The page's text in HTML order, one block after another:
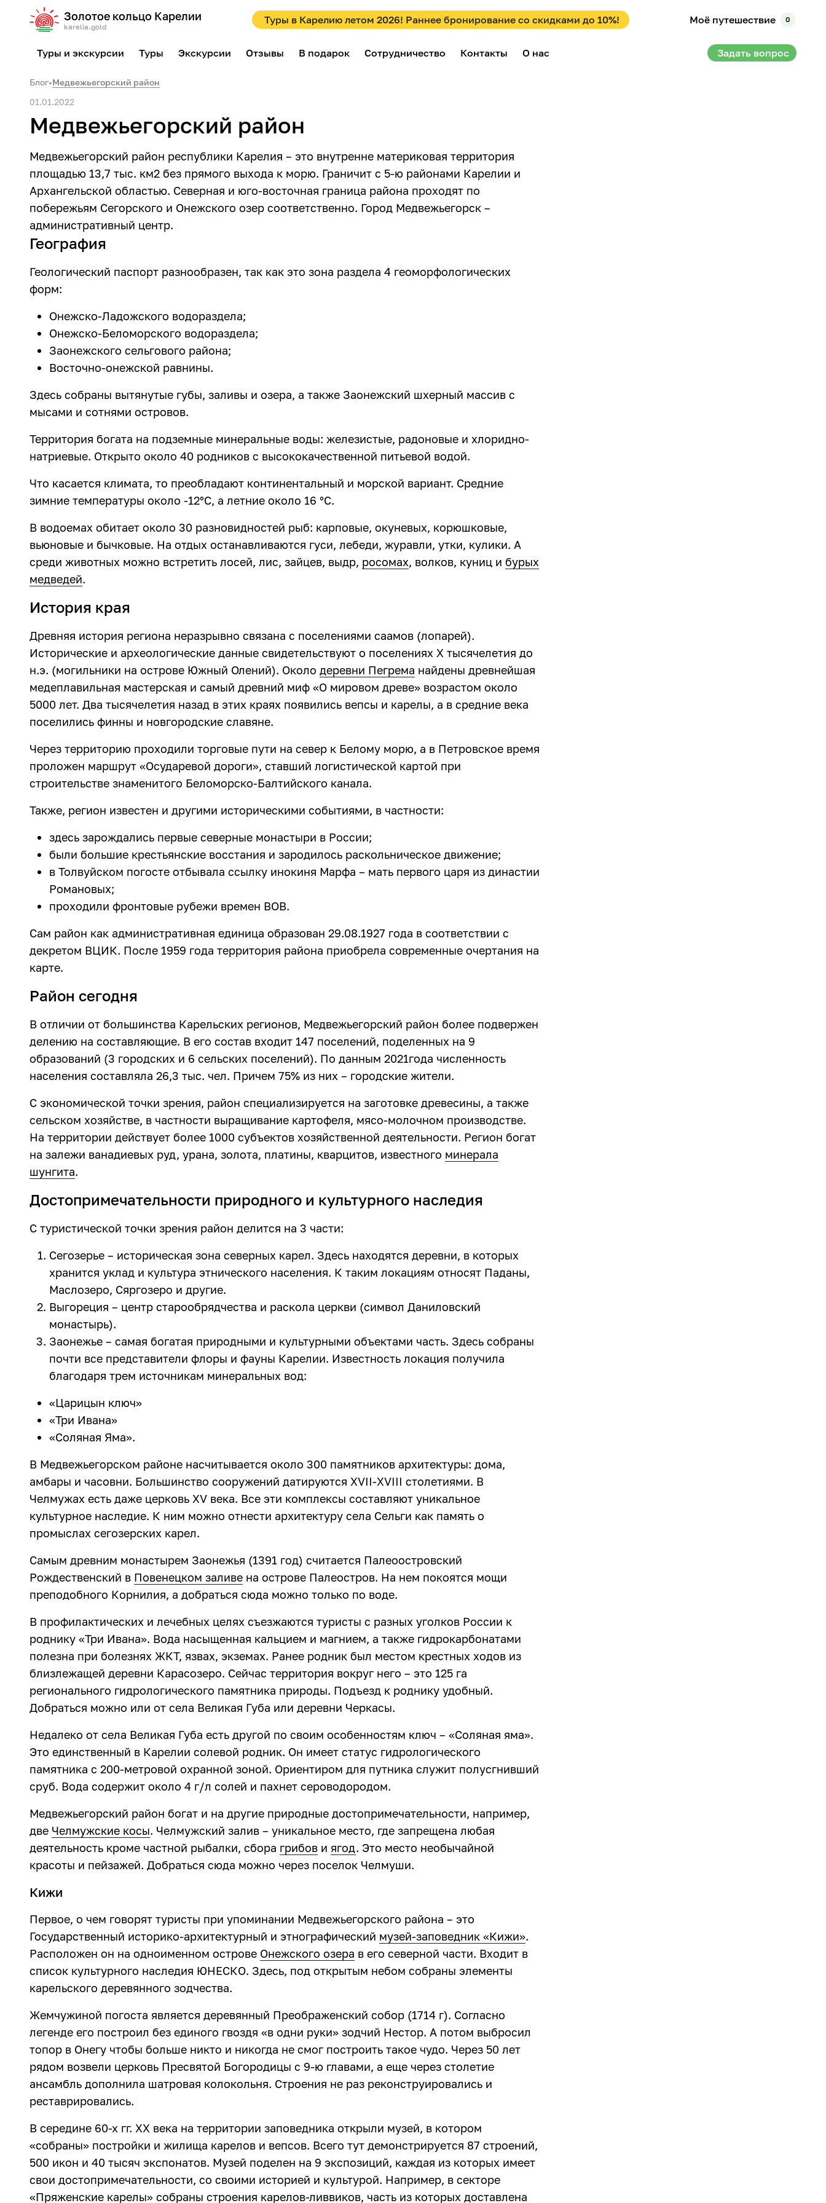
Золотое кольцо Карелии
karelia.gold
Туры в Карелию летом 2026! Раннее бронирование со скидками до 10%! Моё путешествие 0
Туры и экскурсии Туры Экскурсии Отзывы В подарок Сотрудничество Контакты О нас Задать вопрос
Блог•Медвежьегорский район
01.01.2022
Медвежьегорский район
Медвежьегорский район республики Карелия – это внутренне материковая территория
площадью 13,7 тыс. км2 без прямого выхода к морю. Граничит с 5-ю районами Карелии и
Архангельской областью. Северная и юго-восточная граница района проходят по
побережьям Сегорского и Онежского озер соответственно. Город Медвежьегорск –
административный центр.
География
Геологический паспорт разнообразен, так как это зона раздела 4 геоморфологических
форм:
Онежско-Ладожского водораздела;
Онежско-Беломорского водораздела;
Заонежского сельгового района;
Восточно-онежской равнины.
Здесь собраны вытянутые губы, заливы и озера, а также Заонежский шхерный массив с
мысами и сотнями островов.
Территория богата на подземные минеральные воды: железистые, радоновые и хлоридно-
натриевые. Открыто около 40 родников с высококачественной питьевой водой.
Что касается климата, то преобладают континентальный и морской вариант. Средние
зимние температуры около -12°C, а летние около 16 °C.
В водоемах обитает около 30 разновидностей рыб: карповые, окуневых, корюшковые,
вьюновые и бычковые. На отдых останавливаются гуси, лебеди, журавли, утки, кулики. А
среди животных можно встретить лосей, лис, зайцев, выдр, росомах, волков, куниц и бурых
медведей.
История края
Древняя история региона неразрывно связана с поселениями саамов (лопарей).
Исторические и археологические данные свидетельствуют о поселениях Х тысячелетия до
н.э. (могильники на острове Южный Олений). Около деревни Пегрема найдены древнейшая
медеплавильная мастерская и самый древний миф «О мировом древе» возрастом около
5000 лет. Два тысячелетия назад в этих краях появились вепсы и карелы, а в средние века
поселились финны и новгородские славяне.
Через территорию проходили торговые пути на север к Белому морю, а в Петровское время
проложен маршрут «Осударевой дороги», ставший логистической картой при
строительстве знаменитого Беломорско-Балтийского канала.
Также, регион известен и другими историческими событиями, в частности:
здесь зарождались первые северные монастыри в России;
были большие крестьянские восстания и зародилось раскольническое движение;
в Толвуйском погосте отбывала ссылку инокиня Марфа – мать первого царя из династии
Романовых;
проходили фронтовые рубежи времен ВОВ.
Сам район как административная единица образован 29.08.1927 года в соответствии с
декретом ВЦИК. После 1959 года территория района приобрела современные очертания на
карте.
Район сегодня
В отличии от большинства Карельских регионов, Медвежьегорский район более подвержен
делению на составляющие. В его состав входит 147 поселений, поделенных на 9
образований (3 городских и 6 сельских поселений). По данным 2021года численность
населения составляла 26,3 тыс. чел. Причем 75% из них – городские жители.
С экономической точки зрения, район специализируется на заготовке древесины, а также
сельском хозяйстве, в частности выращивание картофеля, мясо-молочном производстве.
На территории действует более 1000 субъектов хозяйственной деятельности. Регион богат
на залежи ванадиевых руд, урана, золота, платины, кварцитов, известного минерала
шунгита.
Достопримечательности природного и культурного наследия
С туристической точки зрения район делится на 3 части:
Сегозерье – историческая зона северных карел. Здесь находятся деревни, в которых
хранится уклад и культура этнического населения. К таким локациям относят Паданы,
Маслозеро, Сяргозеро и другие.
Выгореция – центр старообрядчества и раскола церкви (символ Даниловский
монастырь).
Заонежье – самая богатая природными и культурными объектами часть. Здесь собраны
почти все представители флоры и фауны Карелии. Известность локация получила
благодаря трем источникам минеральных вод:
«Царицын ключ»
«Три Ивана»
«Соляная Яма».
В Медвежьегорском районе насчитывается около 300 памятников архитектуры: дома,
амбары и часовни. Большинство сооружений датируются XVII-XVIII столетиями. В
Челмужах есть даже церковь XV века. Все эти комплексы составляют уникальное
культурное наследие. К ним можно отнести архитектуру села Сельги как память о
промыслах сегозерских карел.
Самым древним монастырем Заонежья (1391 год) считается Палеоостровский
Рождественский в Повенецком заливе на острове Палеостров. На нем покоятся мощи
преподобного Корнилия, а добраться сюда можно только по воде.
В профилактических и лечебных целях съезжаются туристы с разных уголков России к
роднику «Три Ивана». Вода насыщенная кальцием и магнием, а также гидрокарбонатами
полезна при болезнях ЖКТ, язвах, экземах. Ранее родник был местом крестных ходов из
близлежащей деревни Карасозеро. Сейчас территория вокруг него – это 125 га
регионального гидрологического памятника природы. Подъезд к роднику удобный.
Добраться можно или от села Великая Губа или деревни Черкасы.
Недалеко от села Великая Губа есть другой по своим особенностям ключ – «Соляная яма».
Это единственный в Карелии солевой родник. Он имеет статус гидрологического
памятника с 200-метровой охранной зоной. Ориентиром для путника служит полусгнивший
сруб. Вода содержит около 4 г/л солей и пахнет сероводородом.
Медвежьегорский район богат и на другие природные достопримечательности, например,
две Челмужские косы. Челмужский залив – уникальное место, где запрещена любая
деятельность кроме частной рыбалки, сбора грибов и ягод. Это место необычайной
красоты и пейзажей. Добраться сюда можно через поселок Челмуши.
Кижи
Первое, о чем говорят туристы при упоминании Медвежьегорского района – это
Государственный историко-архитектурный и этнографический музей-заповедник «Кижи».
Расположен он на одноименном острове Онежского озера в его северной части. Входит в
список культурного наследия ЮНЕСКО. Здесь, под открытым небом собраны элементы
карельского деревянного зодчества.
Жемчужиной погоста является деревянный Преображенский собор (1714 г). Согласно
легенде его построил без единого гвоздя «в одни руки» зодчий Нестор. А потом выбросил
топор в Онегу чтобы больше никто и никогда не смог построить такое чудо. Через 50 лет
рядом возвели церковь Пресвятой Богородицы с 9-ю главами, а еще через столетие
ансамбль дополнила шатровая колокольня. Строения не раз реконструировались и
реставрировались.
В середине 60-х гг. ХХ века на территории заповедника открыли музей, в котором
«собраны» постройки и жилища карелов и вепсов. Всего тут демонстрируется 87 строений,
500 икон и 40 тысяч экспонатов. Музей поделен на 9 экспозиций, каждая из которых имеет
свои достопримечательности, со своими историей и культурой. Например, в секторе
«Пряженские карелы» собраны строения карелов-ливвиков, часть из которых доставлена